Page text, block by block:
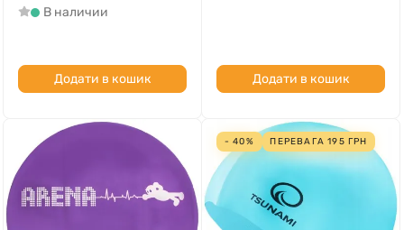
В наличии
Додати в кошик Додати в кошик
- 40% ПЕРЕВАГА195 ГРН